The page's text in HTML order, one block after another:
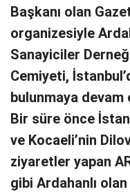
Başkanı olan
organizesiyle
Sanayiciler
Cemiyeti,
bulunmaya devam
Bir süre önce
ve Kocaeli’nin
ziyaretler yapan
gibi Ardahanlı